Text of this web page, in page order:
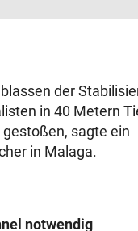
der
in 40 Metern
sagte ein
in Malaga.
notwendig